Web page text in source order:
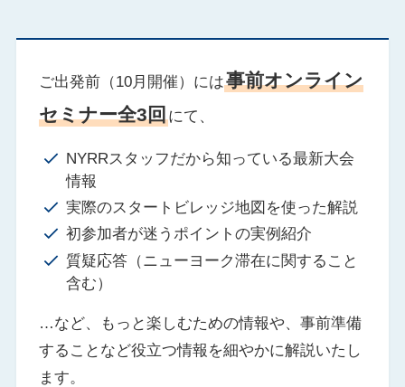
ご出発前（10月開催）には事前オンライン
セミナー全3回にて、
NYRRスタッフだから知っている最新大会
情報
実際のスタートビレッジ地図を使った解説
初参加者が迷うポイントの実例紹介
質疑応答（ニューヨーク滞在に関すること
含む）
…など、もっと楽しむための情報や、事前準備
することなど役立つ情報を細やかに解説いたし
ます。